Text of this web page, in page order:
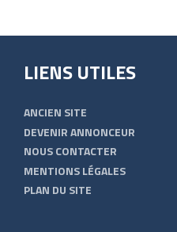
LIENS UTILES
ANCIEN SITE
DEVENIR ANNONCEUR
NOUS CONTACTER
MENTIONS LÉGALES
PLAN DU SITE